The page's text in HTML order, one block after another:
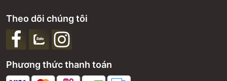
Phương thức thanh toán
Theo dõi chúng tôi